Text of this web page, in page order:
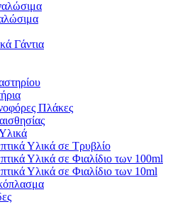
Γάντια
Πλάκες
Υλικά σε Τρυβλίο
Υλικά σε Φιαλίδιο των 100ml
Υλικά σε Φιαλίδιο των 10ml